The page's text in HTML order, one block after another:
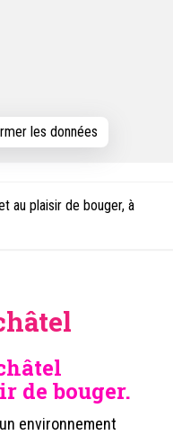
les données
au plaisir de bouger, à
de bouger.
environnement